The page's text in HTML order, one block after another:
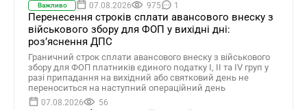
Важливо 07.08.2026 975 1
Перенесення строків сплати авансового внеску з
військового збору для ФОП у вихідні дні:
роз’яснення ДПС
Граничний строк сплати авансового внеску з військового
збору для ФОП платників єдиного податку І, ІІ та ІV груп у
разі припадання на вихідний або святковий день не
переноситься на наступний операційний день
07.08.2026 56